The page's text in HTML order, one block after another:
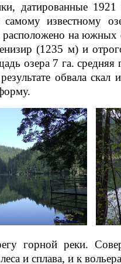
датированные
известному
на южных
(1235 м) и
озера 7 га. средняя
обвала
горной реки.
и сплава, и к